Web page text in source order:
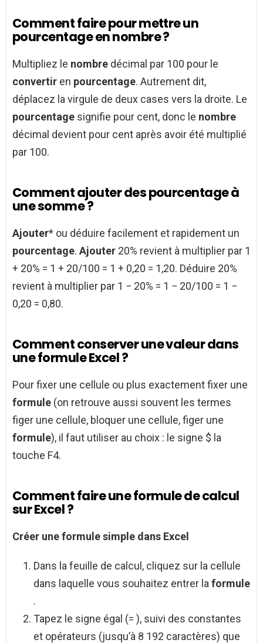
Comment faire pour mettre un
pourcentage en nombre ?
Multipliez le nombre décimal par 100 pour le
convertir en pourcentage. Autrement dit,
déplacez la virgule de deux cases vers la droite. Le
pourcentage signifie pour cent, donc le nombre
décimal devient pour cent après avoir été multiplié
par 100.
Comment ajouter des pourcentage à
une somme ?
Ajouter* ou déduire facilement et rapidement un
pourcentage. Ajouter 20% revient à multiplier par 1
+ 20% = 1 + 20/100 = 1 + 0,20 = 1,20. Déduire 20%
revient à multiplier par 1 − 20% = 1 − 20/100 = 1 −
0,20 = 0,80.
Comment conserver une valeur dans
une formule Excel ?
Pour fixer une cellule ou plus exactement fixer une
formule (on retrouve aussi souvent les termes
figer une cellule, bloquer une cellule, figer une
formule), il faut utiliser au choix : le signe $ la
touche F4.
Comment faire une formule de calcul
sur Excel ?
Créer une formulesimple dans Excel
Dans la feuille de calcul, cliquez sur la cellule
dans laquelle vous souhaitez entrer la formule
.
Tapez le signe égal (= ), suivi des constantes
et opérateurs (jusqu’à 8 192 caractères) que